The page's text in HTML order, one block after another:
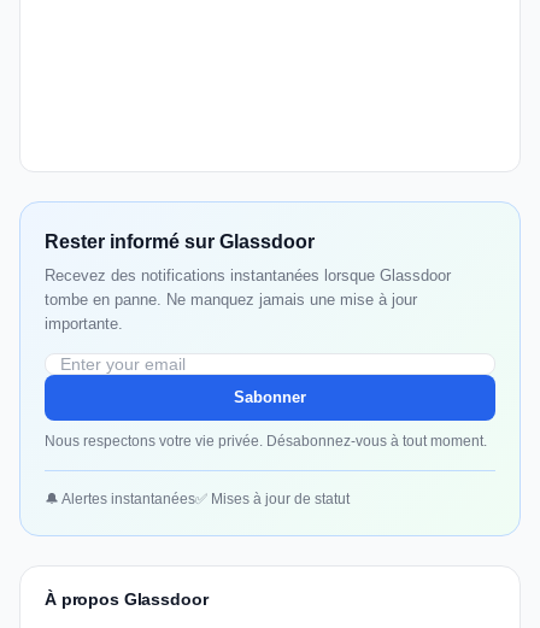
Rester informé sur Glassdoor
Recevez des notifications instantanées lorsque Glassdoor
tombe en panne. Ne manquez jamais une mise à jour
importante.
Sabonner
Nous respectons votre vie privée. Désabonnez-vous à tout moment.
🔔 Alertes instantanées✅ Mises à jour de statut
À propos Glassdoor